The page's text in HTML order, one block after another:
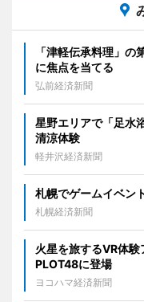
「津軽伝承料理」
に焦点を当てる
弘前経済新聞
星野エリアで「足水
清涼体験
軽井沢経済新聞
札幌でゲームイベン
札幌経済新聞
火星を旅するVR体
PLOT48に登場
ヨコハマ経済新聞